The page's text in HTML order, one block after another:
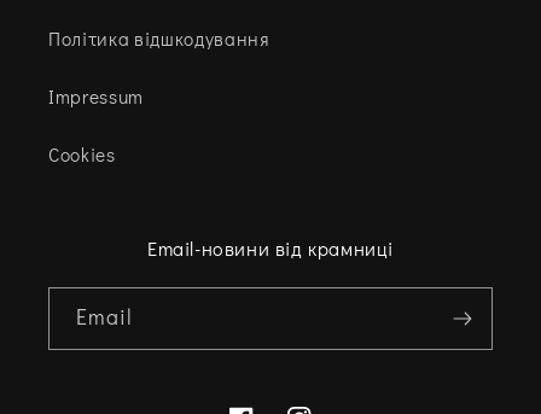
Політика відшкодування
Impressum
Cookies
Email-новини від крамниці
Email